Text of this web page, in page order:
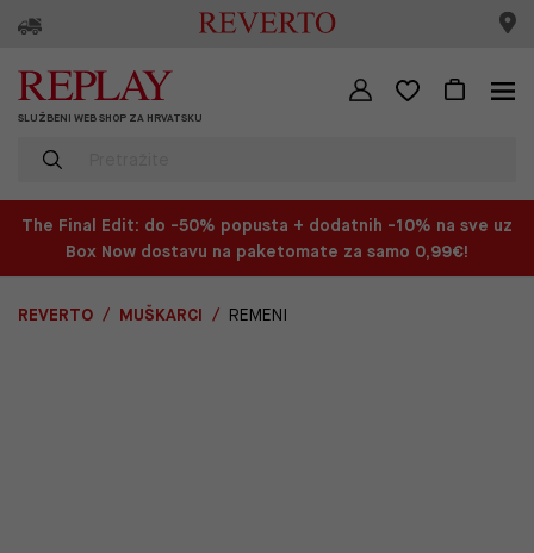
SLUŽBENI WEB SHOP ZA HRVATSKU
The Final Edit: do -50% popusta + dodatnih -10% na sve uz
Box Now dostavu na paketomate za samo 0,99€!
REVERTO MUŠKARCI REMENI